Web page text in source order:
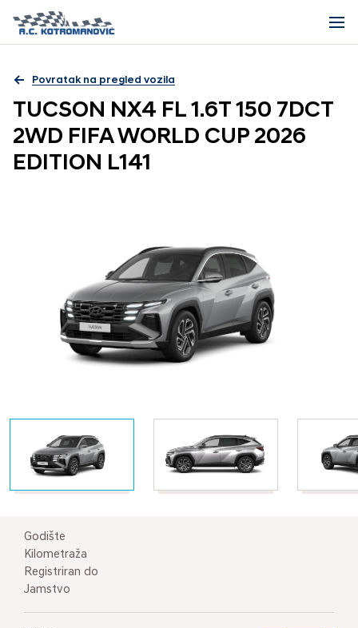
Povratak na pregled vozila
TUCSON NX4 FL 1.6T 150 7DCT
2WD FIFA WORLD CUP 2026
EDITION L141
Godište
Kilometraža
Registriran do
Jamstvo